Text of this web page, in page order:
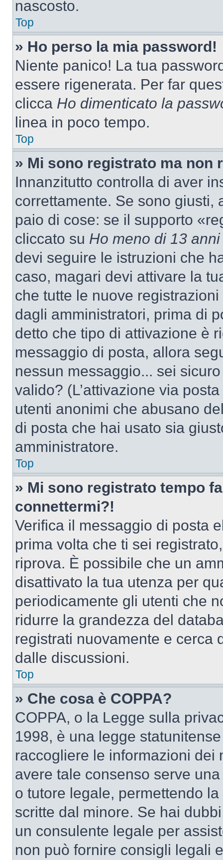
nascosto.
Top
» Ho perso la mia password!
Niente panico! La tua
essere rigenerata. Per far
clicca Ho dimenticato la
linea in poco tempo.
Top
» Mi sono registrato ma non
Innanzitutto controlla di aver
correttamente. Se sono giusti,
paio di cose: se il supporto
cliccato su Ho meno di 13 anni
devi seguire le istruzioni che
caso, magari devi attivare la
che tutte le nuove
dagli amministratori, prima di
detto che tipo di attivazione è
messaggio di posta, allora
nessun messaggio... sei
valido? (L’attivazione via
utenti anonimi che abusano
di posta che hai usato sia
amministratore.
Top
» Mi sono registrato tempo
connettermi?!
Verifica il messaggio di posta
prima volta che ti sei
riprova. È possibile che un
disattivato la tua utenza per
periodicamente gli utenti che
ridurre la grandezza del
registrati nuovamente e cerca
dalle discussioni.
Top
» Che cosa è COPPA?
COPPA, o la Legge sulla
1998, è una legge
raccogliere le informazioni dei
avere tale consenso serve
o tutore legale, permettendo
scritte dal minore. Se hai
un consulente legale per
non può fornire consigli legali